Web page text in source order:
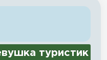
туристик